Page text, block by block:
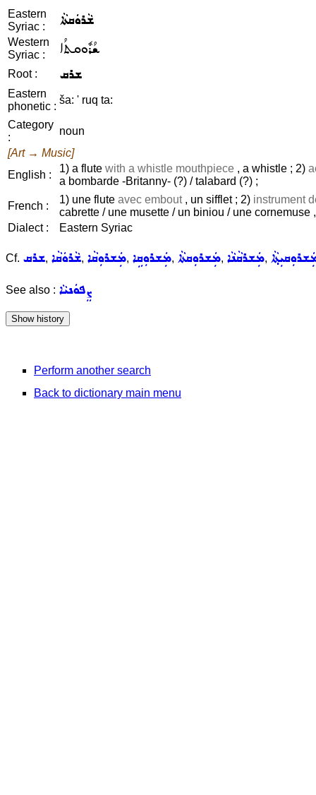
Eastern
Syriac :
ܫܵܪܘܿܩܬܵܐ
Western
Syriac :
ܫܳܪܽܘܩܬܳܐ
Root : ܫܪܩ
Eastern
phonetic :
ša: ' ruq ta:
Category
:
noun
[Art → Music]
English :
1) a flute with a whistle mouthpiece , a whistle ; 2)
a bombarde -Britanny- (?) / talabard (?) ;
French :
1) une flute avec embout, un sifflet ; 2) instrument
cabrette / une musette / un biniou / une
Dialect :
Eastern Syriac
Cf. ܫܪܩ, ܫܵܪܘܿܩܵܐ, ܡܲܫܪܘܼܩܵܐ, ܡܲܫܪܘܼܩܹܐ, ܡܲܫܪܘܼܩܬܵܐ, ܡܲܫܪܩܵܢܵܐ,
See also : ܨܸܦܘܿܢܝܵܐ
Perform another search
Back to dictionary main menu